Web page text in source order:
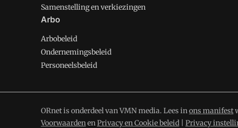
Samenstelling en verkiezingen
Arbo
Arbobeleid
Ondernemingsbeleid
Personeelsbeleid
ORnet is onderdeel van VMN media. Lees inons manifest
VoorwaardenenPrivacy en Cookie beleid Privacy